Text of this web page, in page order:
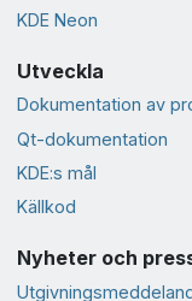
KDE Neon
Utveckla
Dokumentation av
Qt-dokumentation
KDE:s mål
Källkod
Nyheter och